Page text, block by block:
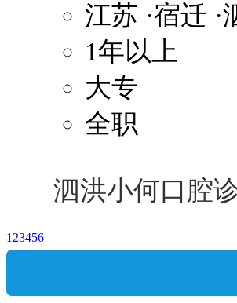
江苏 ·宿迁 ·
1年以上
大专
全职
泗洪小何口腔
1 23456